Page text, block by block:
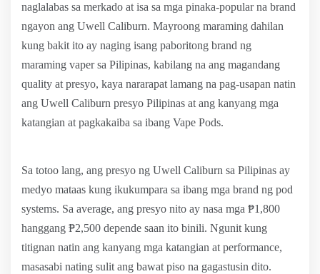
naglalabas sa merkado at isa sa mga pinaka-popular na brand
ngayon ang Uwell Caliburn. Mayroong maraming dahilan
kung bakit ito ay naging isang paboritong brand ng
maraming vaper sa Pilipinas, kabilang na ang magandang
quality at presyo, kaya nararapat lamang na pag-usapan natin
ang Uwell Caliburn presyo Pilipinas at ang kanyang mga
katangian at pagkakaiba sa ibang Vape Pods.
Sa totoo lang, ang presyo ng Uwell Caliburn sa Pilipinas ay
medyo mataas kung ikukumpara sa ibang mga brand ng pod
systems. Sa average, ang presyo nito ay nasa mga ₱1,800
hanggang ₱2,500 depende saan ito binili. Ngunit kung
titignan natin ang kanyang mga katangian at performance,
masasabi nating sulit ang bawat piso na gagastusin dito.